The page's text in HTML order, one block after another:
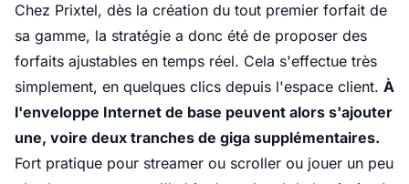
Chez Prixtel, dès la création du tout premier forfait de
sa gamme, la stratégie a donc été de proposer des
forfaits ajustables en temps réel. Cela s'effectue très
simplement, en quelques clics depuis l'espace client. À
l'enveloppe Internet de base peuvent alors s'ajouter
une, voire deux tranches de giga supplémentaires.
Fort pratique pour streamer ou scroller ou jouer un peu